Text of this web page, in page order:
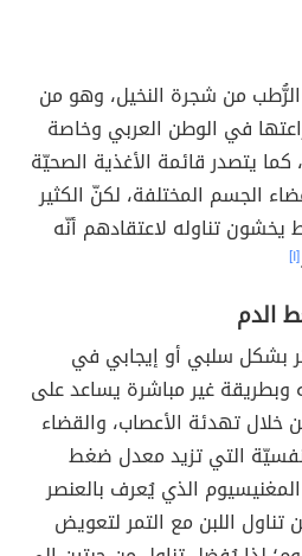
من شجرة النخيل، وهو من
في الوطن العربي وخاصة
يتصدر قائمة الأغذية الصحيّة
الجسم المختلفة، لكنّ الكثير
تناوله لاعتقادهم أنّه
[١]
الدم
بشكل سلبي أو إيجابي في
وبطريقة غير مباشرة يساعد على
تهدئة الأعصاب، والقضاء
التي تزيد معدل ضغط
الذي يُعرف بالعنصر
تناول اللبن مع التمر لتعويض